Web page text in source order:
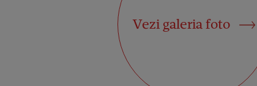
Vezi galeria foto